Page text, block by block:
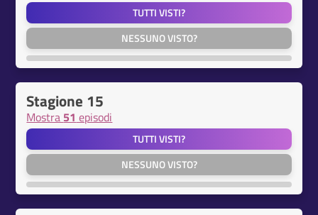
TUTTI VISTI?
NESSUNO VISTO?
Stagione 15
Mostra 51 episodi
TUTTI VISTI?
NESSUNO VISTO?